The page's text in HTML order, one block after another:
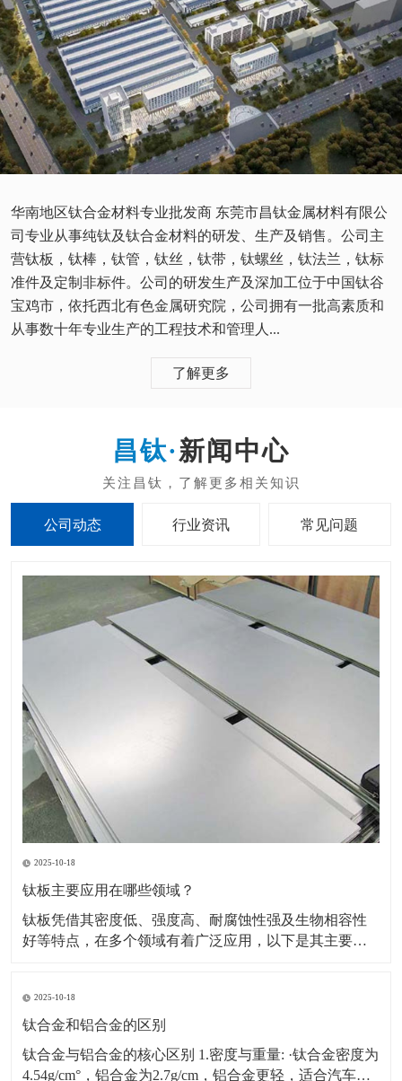
华南地区钛合金材料专业批发商 东莞市昌钛金属材料有限公
司专业从事纯钛及钛合金材料的研发、生产及销售。公司主
营钛板，钛棒，钛管，钛丝，钛带，钛螺丝，钛法兰，钛标
准件及定制非标件。公司的研发生产及深加工位于中国钛谷
宝鸡市，依托西北有色金属研究院，公司拥有一批高素质和
从事数十年专业生产的工程技术和管理人...
了解更多
新闻中心
公司动态 行业资讯 常见问题
2025-10-18
钛板主要应用在哪些领域？
钛板凭借其密度低、强度高、耐腐蚀性强及生物相容性
好等特点，在多个领域有着广泛应用，以下是其主要应
机匣）、火箭壳体、航天设备结构件等。原因：轻量化
需求突出，可降低飞行器重量，提升燃油效率或载荷能
力。能耐受高
2025-10-18
钛合金和铝合金的区别
钛合金与铝合金的核心区别 1.密度与重量: ·钛合金密度为
4.54g/cm°，铝合金为2.7g/cm，铝合金更轻，适合汽车、